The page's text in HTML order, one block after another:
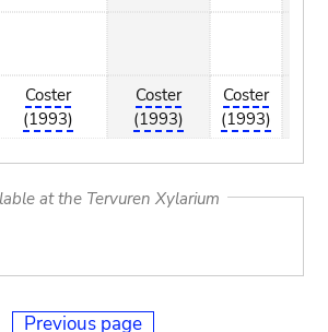
Coster
(1993)
Coster
(1993)
Coster
(1993)
at the Tervuren Xylarium
Previous page